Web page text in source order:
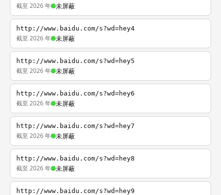
截至 2026 年 未屏蔽
http://www.baidu.com/s?wd=hey4
截至 2026 年 未屏蔽
http://www.baidu.com/s?wd=hey5
截至 2026 年 未屏蔽
http://www.baidu.com/s?wd=hey6
截至 2026 年 未屏蔽
http://www.baidu.com/s?wd=hey7
截至 2026 年 未屏蔽
http://www.baidu.com/s?wd=hey8
截至 2026 年 未屏蔽
http://www.baidu.com/s?wd=hey9